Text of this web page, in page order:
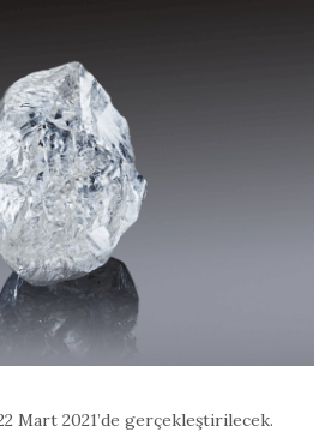
Mart 2021’de gerçekleştirilecek.